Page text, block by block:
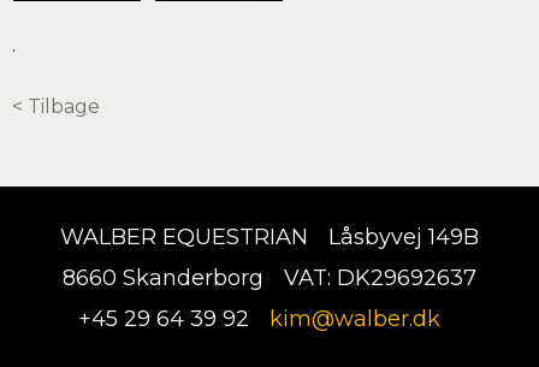
.
< Tilbage
WALBER EQUESTRIAN
Låsbyvej 149B
8660 Skanderborg
VAT: DK29692637
+45 29 64 39 92
kim@walber.dk